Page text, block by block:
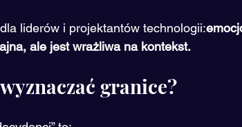
liderów i projektantów technologii:
ale jest wrażliwa na kontekst.
granice?